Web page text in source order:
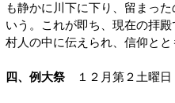
も静かに川下に下り、留まっ
いう。これが即ち、現在の拝
村人の中に伝えられ、信仰とと
四、例大祭１２月第２土曜日